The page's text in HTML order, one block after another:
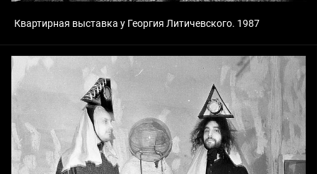
Квартирная выставка у Георгия Литичевского. 1987